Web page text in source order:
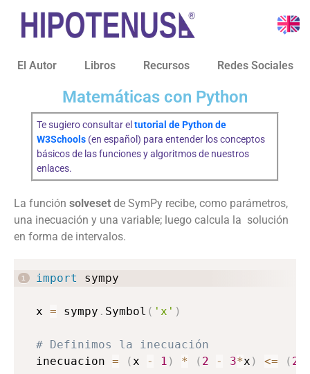
El Autor Libros Recursos Redes Sociales
Matemáticas con Python
Te sugiero consultar el tutorial de Python de
W3Schools(en español) para entender los conceptos
básicos de las funciones y algoritmos de nuestros
enlaces.
La función solveset de SymPy recibe, como parámetros,
una inecuación y una variable; luego calcula la solución
en forma de intervalos.
import sympy
x = sympy . Symbol ( 'x' )
# Definimos la inecuación
inecuacion = (x - 1 ) * ( 2 - 3*x ) <= ( 2